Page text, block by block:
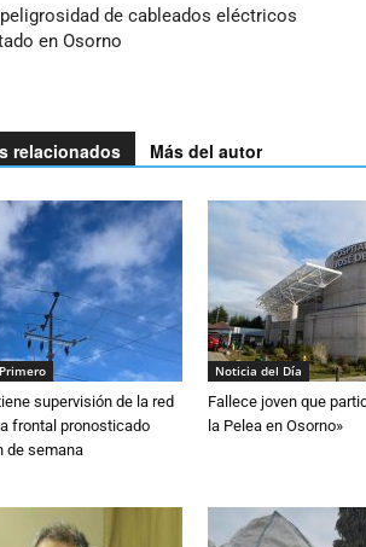
de cableados eléctricos
en Osorno
relacionados Más del autor
supervisión de la red
frontal pronosticado
de semana
Noticia del Día
Fallece joven que
la Pelea en Osorno»